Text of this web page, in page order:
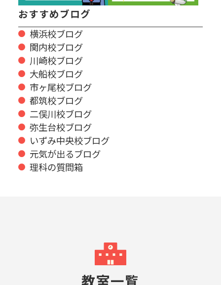
おすすめブログ
横浜校ブログ
関内校ブログ
川崎校ブログ
大船校ブログ
市ヶ尾校ブログ
都筑校ブログ
二俣川校ブログ
弥生台校ブログ
いずみ中央校ブログ
元気が出るブログ
理科の質問箱
教室一覧